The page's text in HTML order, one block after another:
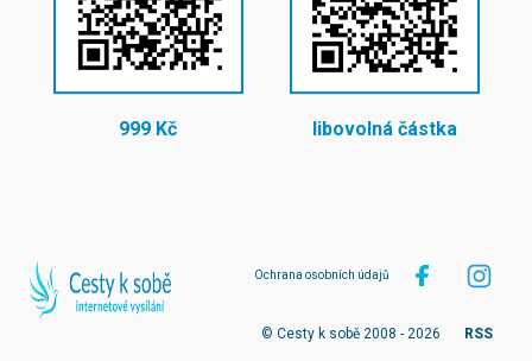
999 Kč libovolná částka
Ochrana osobních údajů
© Cesty k sobě 2008 - 2026 RSS